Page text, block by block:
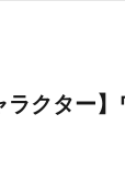
ラクター